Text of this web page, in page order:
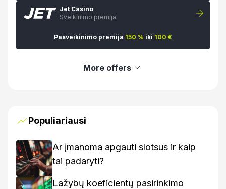
Jet Casino
Sveikinimo premija
Pasveikinimo premija 150 % iki 100 €
More offers
Populiariausi
Ar įmanoma apgauti slotsus ir kaip
tai padaryti?
Lažybų koeficientų pasirinkimo